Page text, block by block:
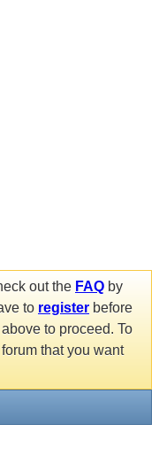
out the FAQ by
to register before
to proceed. To
that you want